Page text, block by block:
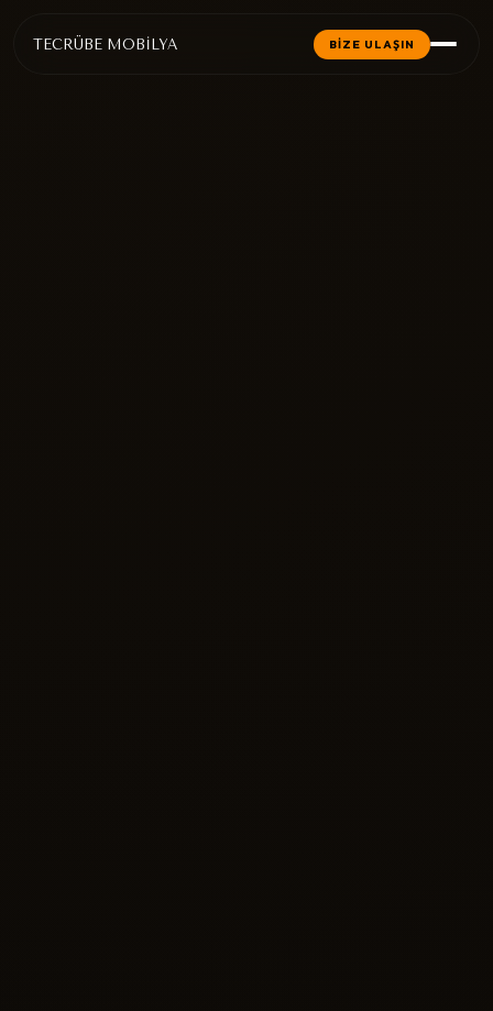
TECRÜBE MOBİLYA BİZE ULAŞIN